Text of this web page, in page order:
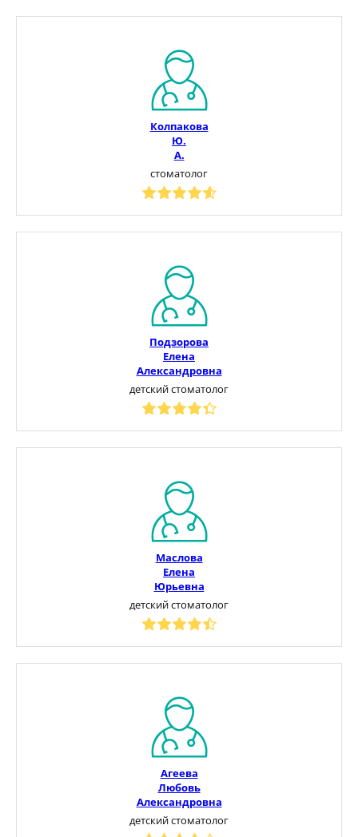
Колпакова
Ю.
А.
стоматолог
Подзорова
Елена
Александровна
детский стоматолог
Маслова
Елена
Юрьевна
детский стоматолог
Агеева
Любовь
Александровна
детский стоматолог